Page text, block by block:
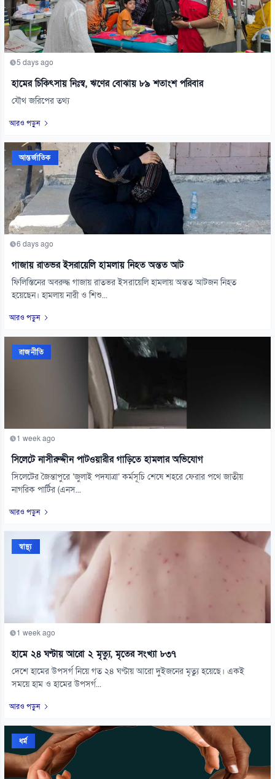
5 days ago
হামের চিকিৎসায় নিঃস্ব, ঋণের বোঝায় ৮৯ শতাংশ পরিবার
যৌথ জরিপের তথ্য
আরও পড়ুন
আন্তর্জাতিক
6 days ago
গাজায় রাতভর ইসরায়েলি হামলায় নিহত অন্তত আট
ফিলিস্তিনের অবরুদ্ধ গাজায় রাতভর ইসরায়েলি হামলায় অন্তত আটজন নিহত
হয়েছেন। হামলায় নারী ও শিশু...
আরও পড়ুন
রাজনীতি
1 week ago
সিলেটে নাসীরুদ্দীন পাটওয়ারীর গাড়িতে হামলার অভিযোগ
সিলেটের জৈন্তাপুরে ‘জুলাই পদযাত্রা’ কর্মসূচি শেষে শহরে ফেরার পথে জাতীয়
নাগরিক পার্টির (এনস...
আরও পড়ুন
স্বাস্থ্য
1 week ago
হামে ২৪ ঘণ্টায় আরো ২ মৃত্যু, মৃতের সংখ্যা ৮৩৭
দেশে হামের উপসর্গ নিয়ে গত ২৪ ঘণ্টায় আরো দুইজনের মৃত্যু হয়েছে। একই
সময়ে হাম ও হামের উপসর্গ...
আরও পড়ুন
ধর্ম